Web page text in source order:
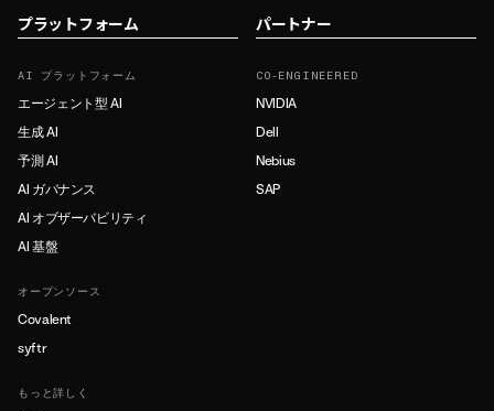
プラットフォーム
AI プラットフォーム
エージェント型 AI
生成 AI
予測 AI
AI ガバナンス
AI オブザーバビリティ
AI 基盤
オープンソース
Covalent
syftr
もっと詳しく
パートナー
CO-ENGINEERED
NVIDIA
Dell
Nebius
SAP